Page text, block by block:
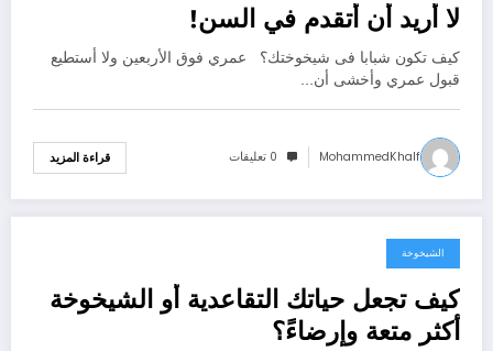
لا أريد أن أتقدم في السن!
كيف تكون شبابا فى شيخوختك؟ عمري فوق الأربعين ولا أستطيع
قبول عمري وأخشى أن…
MohammedKhalf 0 تعليقات قراءة المزيد
أكتوبر 10, 2021
الشيخوخة
كيف تجعل حياتك التقاعدية أو الشيخوخة
أكثر متعة وإرضاءً؟